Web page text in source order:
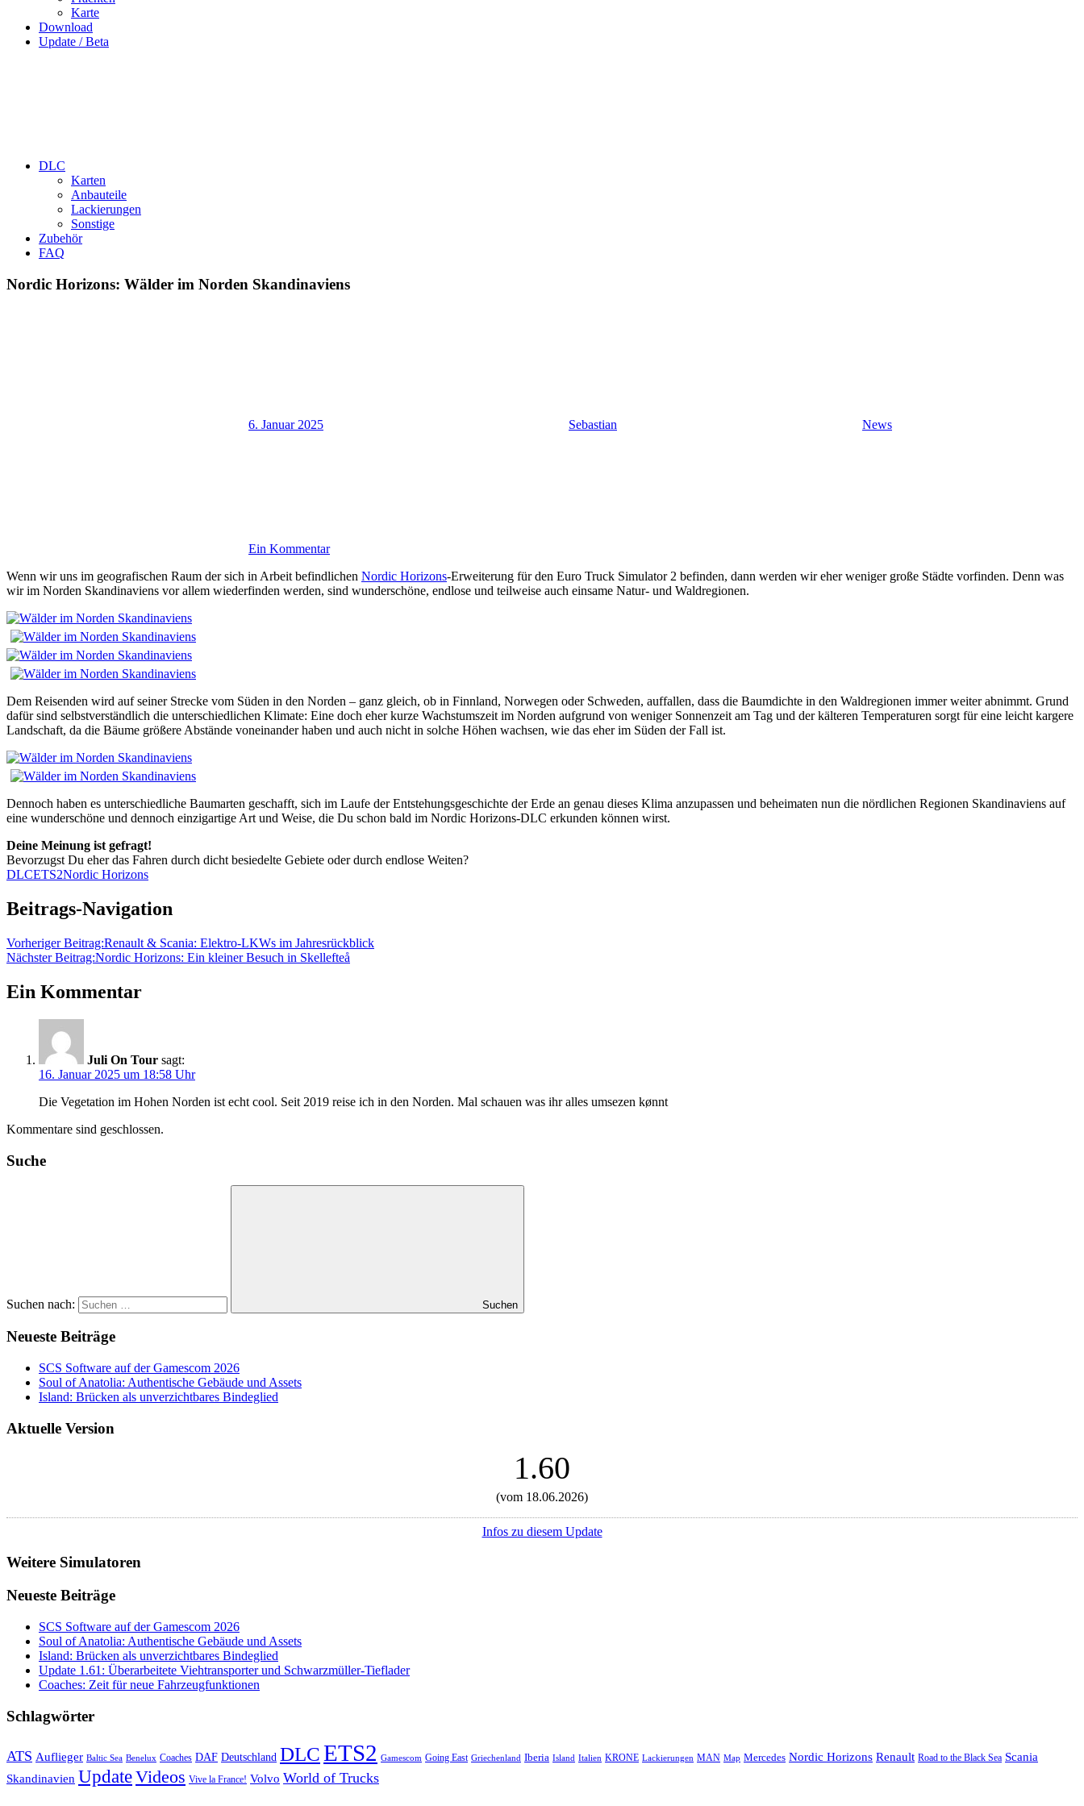
Karte
Download
Update / Beta
DLC
Karten
Anbauteile
Lackierungen
Sonstige
Zubehör
FAQ
Nordic Horizons: Wälder im Norden Skandinaviens
6. Januar 2025 Sebastian News
Ein Kommentar
Wenn wir uns im geografischen Raum der sich in Arbeit befindlichen Nordic Horizons-Erweiterung für den Euro Truck Simulator 2 befinden, dann werden wir eher weniger große Städte vorfinden. Denn was
wir im Norden Skandinaviens vor allem wiederfinden werden, sind wunderschöne, endlose und teilweise auch einsame Natur- und Waldregionen.
Dem Reisenden wird auf seiner Strecke vom Süden in den Norden – ganz gleich, ob in Finnland, Norwegen oder Schweden, auffallen, dass die Baumdichte in den Waldregionen immer weiter abnimmt. Grund
dafür sind selbstverständlich die unterschiedlichen Klimate: Eine doch eher kurze Wachstumszeit im Norden aufgrund von weniger Sonnenzeit am Tag und der kälteren Temperaturen sorgt für eine leicht kargere
Landschaft, da die Bäume größere Abstände voneinander haben und auch nicht in solche Höhen wachsen, wie das eher im Süden der Fall ist.
Dennoch haben es unterschiedliche Baumarten geschafft, sich im Laufe der Entstehungsgeschichte der Erde an genau dieses Klima anzupassen und beheimaten nun die nördlichen Regionen Skandinaviens auf
eine wunderschöne und dennoch einzigartige Art und Weise, die Du schon bald im Nordic Horizons-DLC erkunden können wirst.
Deine Meinung ist gefragt!
Bevorzugst Du eher das Fahren durch dicht besiedelte Gebiete oder durch endlose Weiten?
DLCETS2Nordic Horizons
Beitrags-Navigation
Vorheriger Beitrag:Renault & Scania: Elektro-LKWs im Jahresrückblick
Nächster Beitrag:Nordic Horizons: Ein kleiner Besuch in Skellefteå
Ein Kommentar
Juli On Tour sagt:
16. Januar 2025 um 18:58 Uhr
Die Vegetation im Hohen Norden ist echt cool. Seit 2019 reise ich in den Norden. Mal schauen was ihr alles umsezen kønnt
Kommentare sind geschlossen.
Suche
Suchen nach: Suchen
Neueste Beiträge
SCS Software auf der Gamescom 2026
Soul of Anatolia: Authentische Gebäude und Assets
Island: Brücken als unverzichtbares Bindeglied
Aktuelle Version
1.60
(vom 18.06.2026)
Infos zu diesem Update
Weitere Simulatoren
Neueste Beiträge
SCS Software auf der Gamescom 2026
Soul of Anatolia: Authentische Gebäude und Assets
Island: Brücken als unverzichtbares Bindeglied
Update 1.61: Überarbeitete Viehtransporter und Schwarzmüller-Tieflader
Coaches: Zeit für neue Fahrzeugfunktionen
Schlagwörter
ATS Auflieger Baltic Sea Benelux Coaches DAF Deutschland DLCETS2 Gamescom Going East Griechenland Iberia Island Italien KRONE Lackierungen MAN Map Mercedes Nordic Horizons Renault Road to the Black Sea Scania
Skandinavien UpdateVideos Vive la France! Volvo World of Trucks